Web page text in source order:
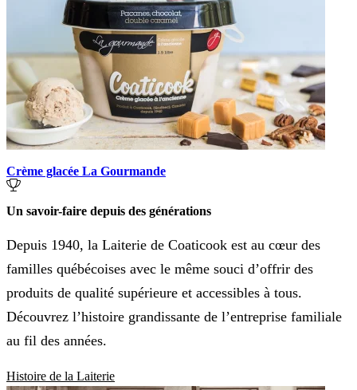
Crème glacée La Gourmande
Un savoir-faire depuis des générations
Depuis 1940, la Laiterie de Coaticook est au cœur des
familles québécoises avec le même souci d’offrir des
produits de qualité supérieure et accessibles à tous.
Découvrez l’histoire grandissante de l’entreprise familiale
au fil des années.
Histoire de la Laiterie